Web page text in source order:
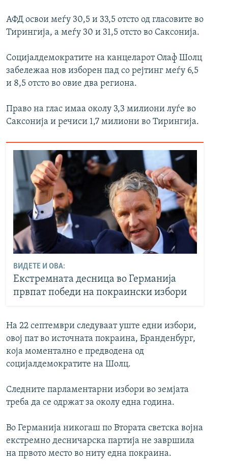
АФД освои меѓу 30,5 и 33,5 отсто од гласовите во
Тирингија, а меѓу 30 и 31,5 отсто во Саксонија.
Социјалдемократите на канцеларот Олаф Шолц
забележаа нов изборен пад со рејтинг меѓу 6,5
и 8,5 отсто во овие два региона.
Право на глас имаа околу 3,3 милиони луѓе во
Саксонија и речиси 1,7 милиони во Тирингија.
ВИДЕТЕ И ОВА:
Екстремната десница во Германија
првпат победи на покраински избори
На 22 септември следуваат уште едни избори,
овој пат во источната покраина, Бранденбург,
која моментално е предводена од
социјалдемократите на Шолц.
Следните парламентарни избори во земјата
треба да се одржат за околу една година.
Во Германија никогаш по Втората светска војна
екстремно десничарска партија не завршила
на првото место во ниту една покраина.